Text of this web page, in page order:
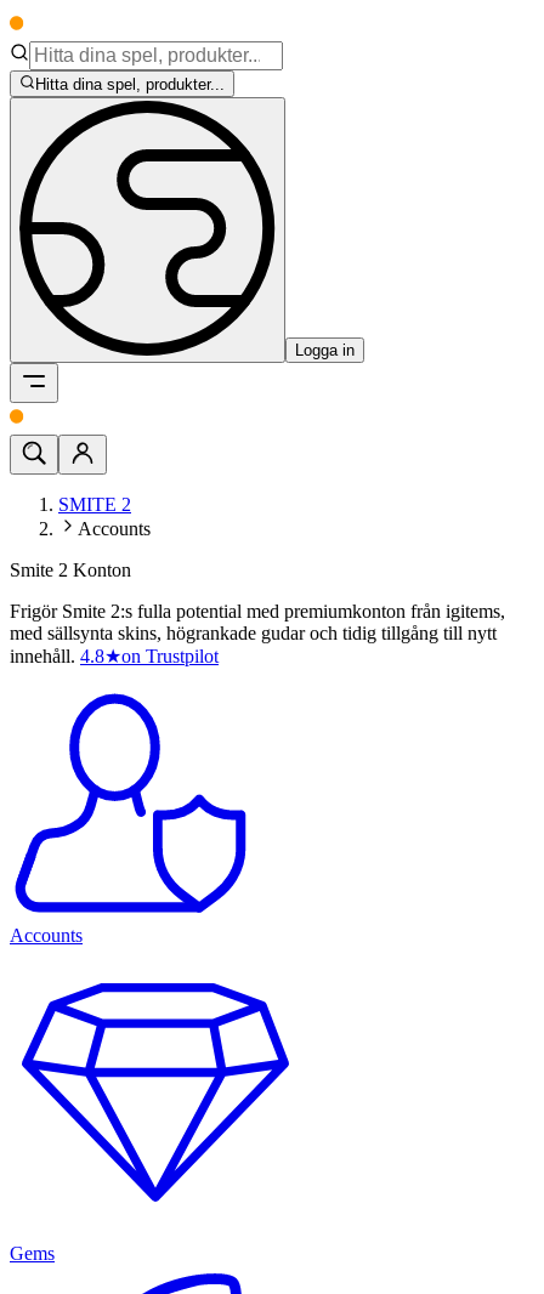
Hitta dina spel, produkter...
Logga in
SMITE 2
Accounts
Smite 2 Konton
Frigör Smite 2:s fulla potential med premiumkonton från igitems,
med sällsynta skins, högrankade gudar och tidig tillgång till nytt
innehåll. 4.8★on Trustpilot
Accounts
Gems